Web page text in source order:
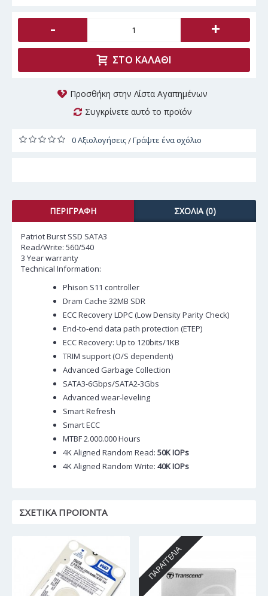
- +
ΣΤΟ ΚΑΛΆΘΙ
Προσθήκη στην Λίστα Αγαπημένων
Συγκρίνετε αυτό το προϊόν
0 Αξιολογήσεις/Γράψτε ένα σχόλιο
ΠΕΡΙΓΡΑΦΉ ΣΧΌΛΙΑ (0)
Patriot Burst SSD SATA3
Read/Write: 560/540
3 Year warranty
Technical Information:
Phison S11 controller
Dram Cache 32MB SDR
ECC Recovery LDPC (Low Density Parity Check)
End-to-end data path protection (ETEP)
ECC Recovery: Up to 120bits/1KB
TRIM support (O/S dependent)
Advanced Garbage Collection
SATA3-6Gbps/SATA2-3Gbs
Advanced wear-leveling
Smart Refresh
Smart ECC
MTBF 2.000.000 Hours
4K Aligned Random Read: 50K IOPs
4K Aligned Random Write: 40K IOPs
ΣΧΕΤΙΚΆ ΠΡΟΪΌΝΤΑ
ΠΑΡΑΓΓΕΛΊΑ